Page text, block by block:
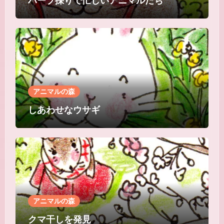
アニマルの森
しあわせなウサギ
アニマルの森
クマ干しを発見